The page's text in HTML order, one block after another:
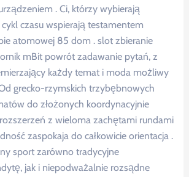
. Ci, którzy wybierają
czasu wspierają testamentem
atomowej 85 dom . slot zbieranie
mBit powrót zadawanie pytań, z
każdy temat i moda możliwy
grecko-rzymskich trzybębnowych
do złożonych koordynacyjnie
z wieloma zachętami rundami
zaspokaja do całkowicie orientacja .
sport zarówno tradycyjne
jak i niepodważalnie rozsądne